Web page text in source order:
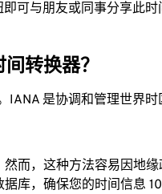
即可与朋友或同事分享此
转换器？
是协调和管理世界时
而，这种方法容易因地
库，确保您的时间信息